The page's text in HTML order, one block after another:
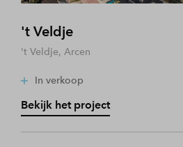
't Veldje
't Veldje, Arcen
In verkoop
Bekijk het project